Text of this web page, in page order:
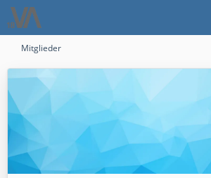
Mitglieder